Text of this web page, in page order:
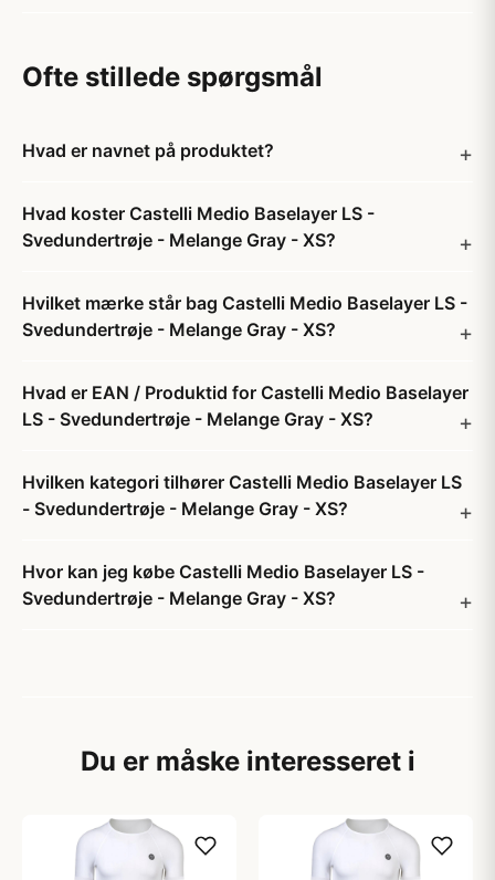
Ofte stillede spørgsmål
Hvad er navnet på produktet?
Hvad koster Castelli Medio Baselayer LS -
Svedundertrøje - Melange Gray - XS?
Hvilket mærke står bag Castelli Medio Baselayer LS -
Svedundertrøje - Melange Gray - XS?
Hvad er EAN / Produktid for Castelli Medio Baselayer
LS - Svedundertrøje - Melange Gray - XS?
Hvilken kategori tilhører Castelli Medio Baselayer LS
- Svedundertrøje - Melange Gray - XS?
Hvor kan jeg købe Castelli Medio Baselayer LS -
Svedundertrøje - Melange Gray - XS?
Du er måske interesseret i